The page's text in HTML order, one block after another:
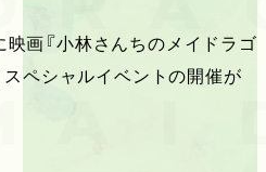
映画『小林さんちのメイドラゴ
スペシャルイベントの開催が